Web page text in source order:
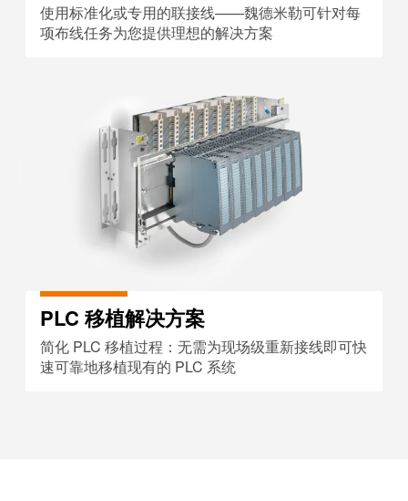
使用标准化或专用的联接线——魏德米勒可针对每
项布线任务为您提供理想的解决方案
PLC 移植解决方案
PLC 移植解决方案
简化 PLC 移植过程：无需为现场级重新接线即可快
速可靠地移植现有的 PLC 系统